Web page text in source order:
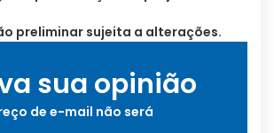
preliminar sujeita a alterações.
sua opinião
de e-mail não será